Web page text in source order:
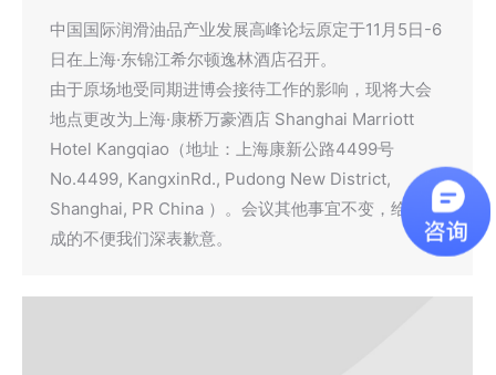
中国国际润滑油品产业发展高峰论坛原定于11月5日-6
日在上海·东锦江希尔顿逸林酒店召开。
由于原场地受同期进博会接待工作的影响，现将大会
地点更改为上海·康桥万豪酒店 Shanghai Marriott
Hotel Kangqiao（地址：上海康新公路4499号
No.4499, KangxinRd., Pudong New District,
Shanghai, PR China ）。会议其他事宜不变，给您造
成的不便我们深表歉意。